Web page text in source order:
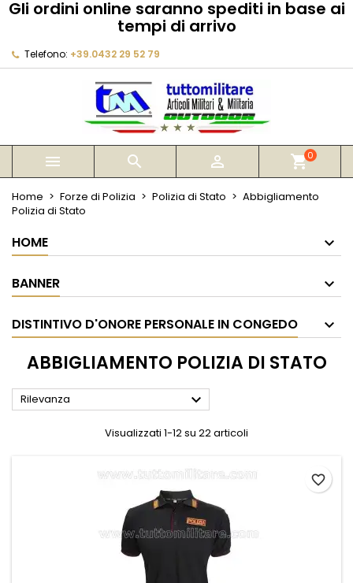
Gli ordini online saranno spediti in base ai
tempi di arrivo
Telefono: +39.0432 29 52 79
   shopping_cart0
Home Forze di Polizia Polizia di Stato
Abbigliamento
Polizia di Stato
HOME
BANNER
DISTINTIVO D'ONORE PERSONALE IN CONGEDO
ABBIGLIAMENTO POLIZIA DI STATO
Rilevanza 
Visualizzati 1-12 su 22 articoli
favorite_border
My wishlists
add_circle_outline Create new list
((modalTitle))
((confirmMessage))
((cancelText)) ((modalDeleteText))
Crea lista dei desideri
Annulla Crea lista dei desideri
Devi avere effettuato l'accesso per salvare dei
prodotti nella tua lista dei desideri.
Annulla